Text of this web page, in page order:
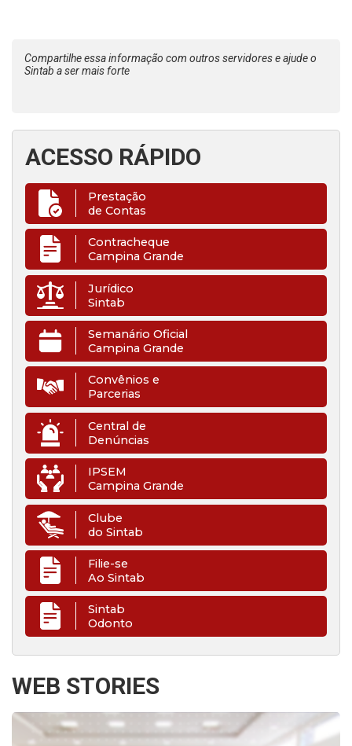
Compartilhe essa informação com outros servidores e ajude o
Sintab a ser mais forte
ACESSO RÁPIDO
Prestação
de Contas
Contracheque
Campina Grande
Jurídico
Sintab
Semanário Oficial
Campina Grande
Convênios e
Parcerias
Central de
Denúncias
IPSEM
Campina Grande
Clube
do Sintab
Filie-se
Ao Sintab
Sintab
Odonto
WEB STORIES